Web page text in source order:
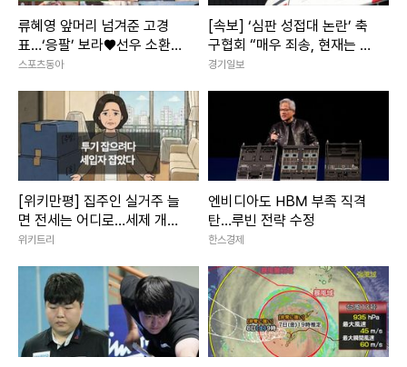
류혜영 앞머리 넘겨준 고경
표…‘응팔’ 보라♥선우 소환
(나혼산)
스포츠동아
[속보] ‘심판 성접대 논란’ 축
구협회 “매우 죄송, 현재는 그
런 행위 절대 없어”
경기일보
[위키만평] 집주인 실거주 늘
면 전세는 어디로…세제 개편
에 세입자 불안 커진다
위키트리
엔비디아도 HBM 부족 직격
탄…루빈 전략 수정
한스경제